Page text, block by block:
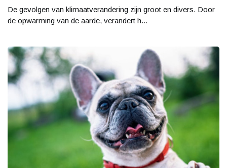
De gevolgen van klimaatverandering zijn groot en divers. Door
de opwarming van de aarde, verandert h...